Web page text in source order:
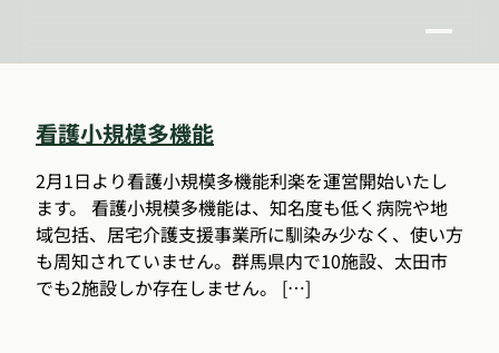
看護小規模多機能
2月1日より看護小規模多機能利楽を運営開始いたし
ます。 看護小規模多機能は、知名度も低く病院や地
域包括、居宅介護支援事業所に馴染み少なく、使い方
も周知されていません。群馬県内で10施設、太田市
でも2施設しか存在しません。 […]